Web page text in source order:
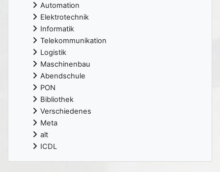
Automation
Elektrotechnik
Informatik
Telekommunikation
Logistik
Maschinenbau
Abendschule
PON
Bibliothek
Verschiedenes
Meta
alt
ICDL